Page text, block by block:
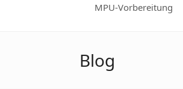
MPU-Vorbereitung
Blog